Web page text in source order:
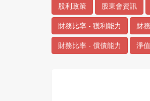
股利政策 股東會資訊
財務比率 - 獲利能力 財
財務比率 - 償債能力 淨